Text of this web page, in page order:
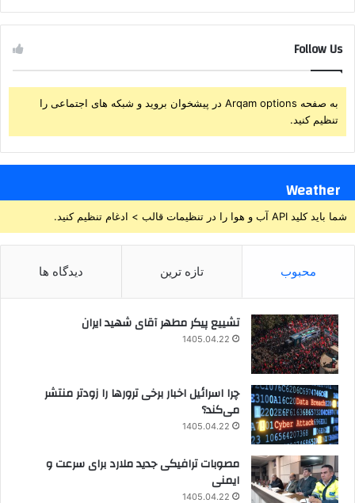
Follow Us
به صفحه Arqam options در پیشخوان بروید و شبکه های اجتماعی را
تنظیم کنید.
Weather
شما باید کلید API آب و هوا را در تنظیمات قالب > ادغام تنظیم کنید.
محبوب تازه ترین دیدگاه ها
تشییع پیکر مطهر آقای شهید ایران
1405.04.22
چرا اسرائیل اخبار برخی ترورها را زودتر منتشر
می‌کند؟
1405.04.22
مصوبات ترافیکی جدید ملارد برای سرعت و
ایمنی
1405.04.22